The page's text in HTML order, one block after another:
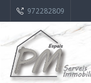
972282809